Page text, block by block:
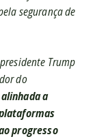
segurança de
Trump
do
a
progresso